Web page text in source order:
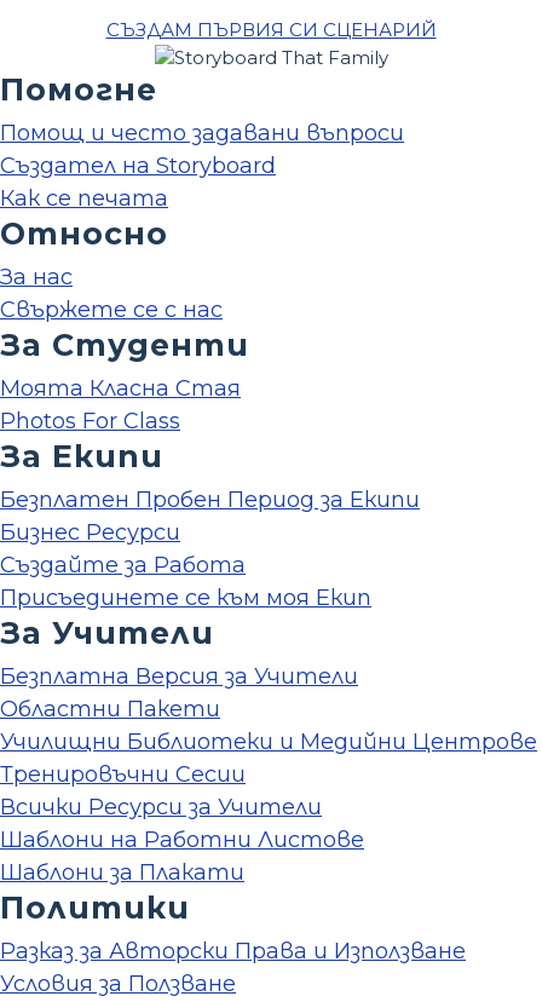
СЪЗДАМ ПЪРВИЯ СИ СЦЕНАРИЙ
Помогне
Помощ и често задавани въпроси
Създател на Storyboard
Как се печата
Относно
За нас
Свържете се с нас
За Студенти
Моята Класна Стая
Photos For Class
За Екипи
Безплатен Пробен Период за Екипи
Бизнес Ресурси
Създайте за Работа
Присъединете се към моя Екип
За Учители
Безплатна Версия за Учители
Областни Пакети
Училищни Библиотеки и Медийни Центрове
Тренировъчни Сесии
Всички Ресурси за Учители
Шаблони на Работни Листове
Шаблони за Плакати
Политики
Разказ за Авторски Права и Използване
Условия за Ползване